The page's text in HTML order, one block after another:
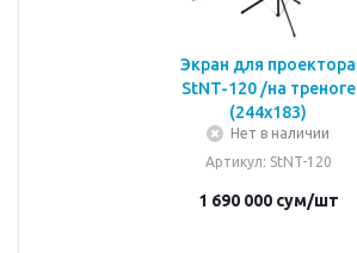
Экран для проектора
StNT-120 /на треноге
(244х183)
Нет в наличии
Артикул: StNT-120
1 690 000сум/шт